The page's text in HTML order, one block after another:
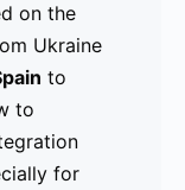
on the
Ukraine
to
to
for